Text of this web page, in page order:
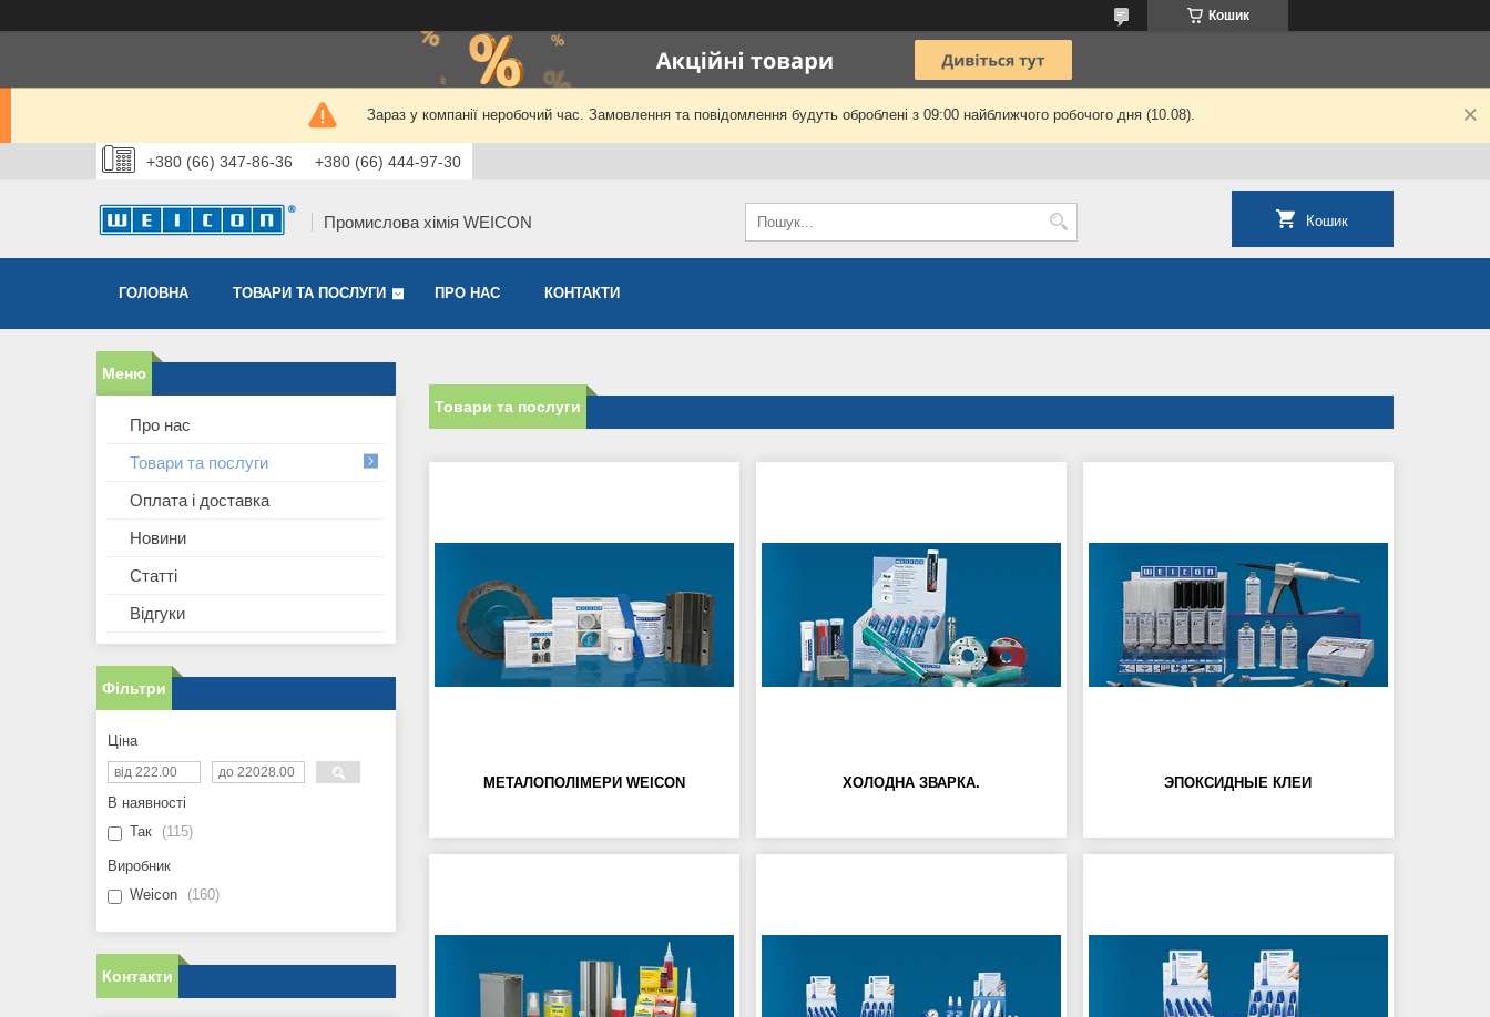
Кошик
Зараз у компанії неробочий час. Замовлення та повідомлення будуть оброблені з 09:00 найближчого робочого дня (10.08).
+380 (66) 347-86-36 +380 (66) 444-97-30
Промислова хімія WEICON Кошик
ГОЛОВНА ТОВАРИ ТА ПОСЛУГИ ПРО НАС КОНТАКТИ
Товари та послуги
МЕТАЛОПОЛІМЕРИ WEICON ХОЛОДНА ЗВАРКА. ЭПОКСИДНЫЕ КЛЕИ
Про нас
Товари та послуги
Оплата і доставка
Новини
Статті
Відгуки
Фільтри
Ціна
В наявності
Так
115
Виробник
Weicon
160
Контакти